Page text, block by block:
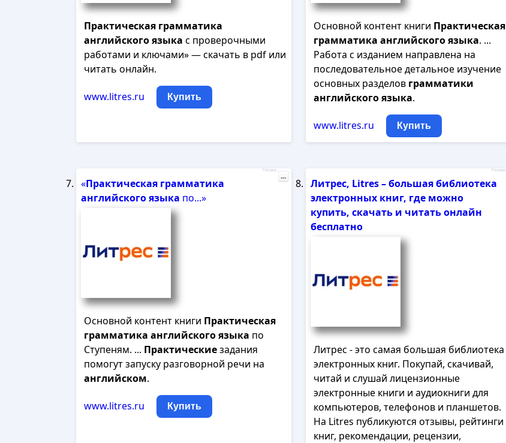
Практическая грамматика
английскогоязыка с проверочными
работами и ключами» — скачать в pdf или
читать онлайн.
www.litres.ru Купить
Основной контент книги Практическая
грамматика английскогоязыка. ...
Работа с изданием направлена на
последовательное детальное изучение
основных разделов грамматики
английскогоязыка.
www.litres.ru Купить
«Практическая грамматика
английскогоязыка по...»
Основной контент книги Практическая
грамматика английскогоязыка по
Ступеням. ... Практическиезадания
помогут запуску разговорной речи на
английском.
www.litres.ru Купить
Реклама
...
Литрес, Litres – большая библиотека
электронных книг, где можно
купить, скачать и читать онлайн
бесплатно
Литрес - это самая большая библиотека
электронных книг. Покупай, скачивай,
читай и слушай лицензионные
электронные книги и аудиокниги для
компьютеров, телефонов и планшетов.
На Litres публикуются отзывы, рейтинги
книг, рекомендации, рецензии,
Реклама